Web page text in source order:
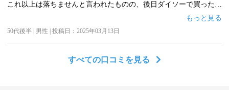
これ以上は落ちませんと言われたものの、後日ダイソーで買った激
落ちくんとクリーナーで擦ってみたら床も壁もピカピカに。
ちていませんでした。他の部屋も同様で、何処を掃除したんだろう
と思うほど。壁も巾木も拭いてみたらタオルが真っ黒に。部屋数に
よって料金が違っていますが、その価値もありません。言葉の通じ
ない外国人を連れて来るまでは良いとしても、素人では話になりま
もっと見る
50代後半 | 男性 | 投稿日：2025年03月13日
すべての口コミを見る